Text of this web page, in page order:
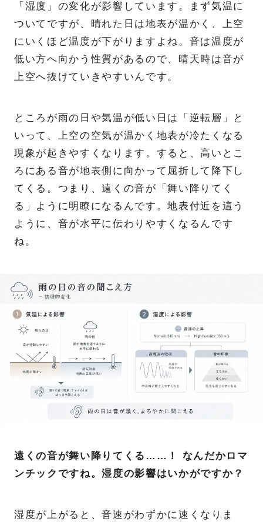
「湿度」の変化が影響しています。まず気温に
ついてですが、晴れた日は地表が温かく、上空
にいくほど温度が下がりますよね。音は温度が
低い方へ向かう性質があるので、晴天時は音が
上空へ抜けていきやすいんです。
ところが雨の日や気温が低い日は「逆転層」と
いって、上空の空気が温かく地表が冷たくなる
現象が起きやすくなります。すると、高いとこ
ろにある音が地表側に向かって屈折して降下し
てくる。つまり、遠くの音が「舞い降りてく
る」ように明瞭になるんです。地表付近を這う
ように、音が水平に伝わりやすくなるんです
ね。
遠くの音が舞い降りてくる……！ なんだかロマ
ンチックですね。湿度の影響はいかがですか？
湿度が上がると、音速がわずかに速くなりま